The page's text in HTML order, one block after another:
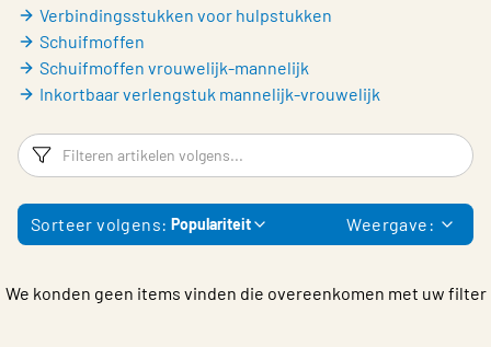
Verbindingsstukken voor hulpstukken
Schuifmoffen
Schuifmoffen vrouwelijk-mannelijk
Inkortbaar verlengstuk mannelijk-vrouwelijk
Filters
Sorteer volgens: Populariteit Weergave:
We konden geen items vinden die overeenkomen met uw filter